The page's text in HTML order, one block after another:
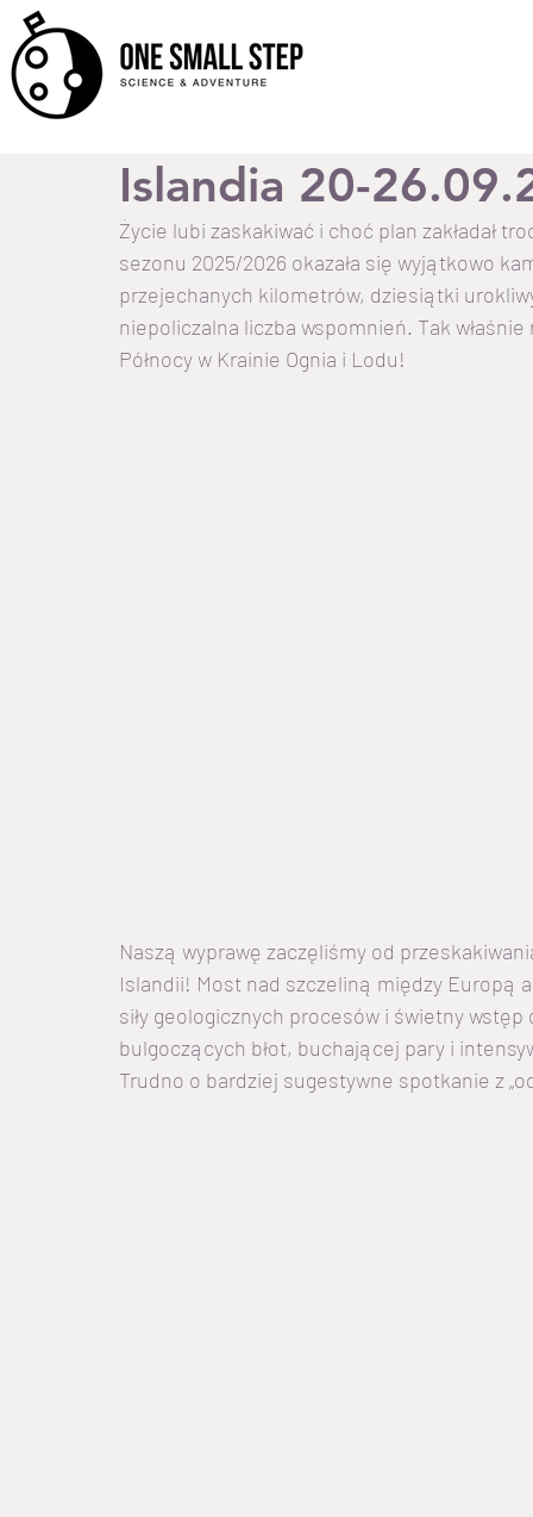
Islandia 20-
Życie lubi zaskakiwać i choć plan zakładał
sezonu 2025/2026 okazała się wyjątkowo
przejechanych kilometrów, dziesiątki
niepoliczalna liczba wspomnień. Tak
Północy w Krainie Ognia i Lodu!
Naszą wyprawę zaczęliśmy od
Islandii! Most nad szczeliną między Europą
siły geologicznych procesów i świetny
bulgoczących błot, buchającej pary i
Trudno o bardziej sugestywne spotkanie z